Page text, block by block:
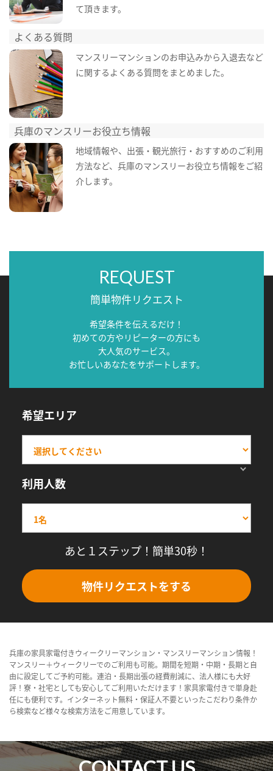
て頂きます。
よくある質問
マンスリーマンションのお申込みから入退去など
に関するよくある質問をまとめました。
兵庫のマンスリーお役立ち情報
地域情報や、出張・観光旅行・おすすめのご利用
方法など、兵庫のマンスリーお役立ち情報をご紹
介します。
REQUEST
簡単物件リクエスト
希望条件を伝えるだけ！
初めての方やリピーターの方にも
大人気のサービス。
お忙しいあなたをサポートします。
希望エリア
利用人数
あと１ステップ！簡単30秒！
物件リクエストをする
兵庫の家具家電付きウィークリーマンション・マンスリーマンション情報！
マンスリー＋ウィークリーでのご利用も可能。期間を短期・中期・長期と自
由に設定してご予約可能。連泊・長期出張の経費削減に、法人様にも大好
評！寮・社宅としても安心してご利用いただけます！家具家電付きで単身赴
任にも便利です。インターネット無料・保証人不要といったこだわり条件か
ら検索など様々な検索方法をご用意しています。